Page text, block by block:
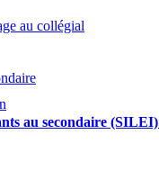
au collégial
au secondaire (SILEI)